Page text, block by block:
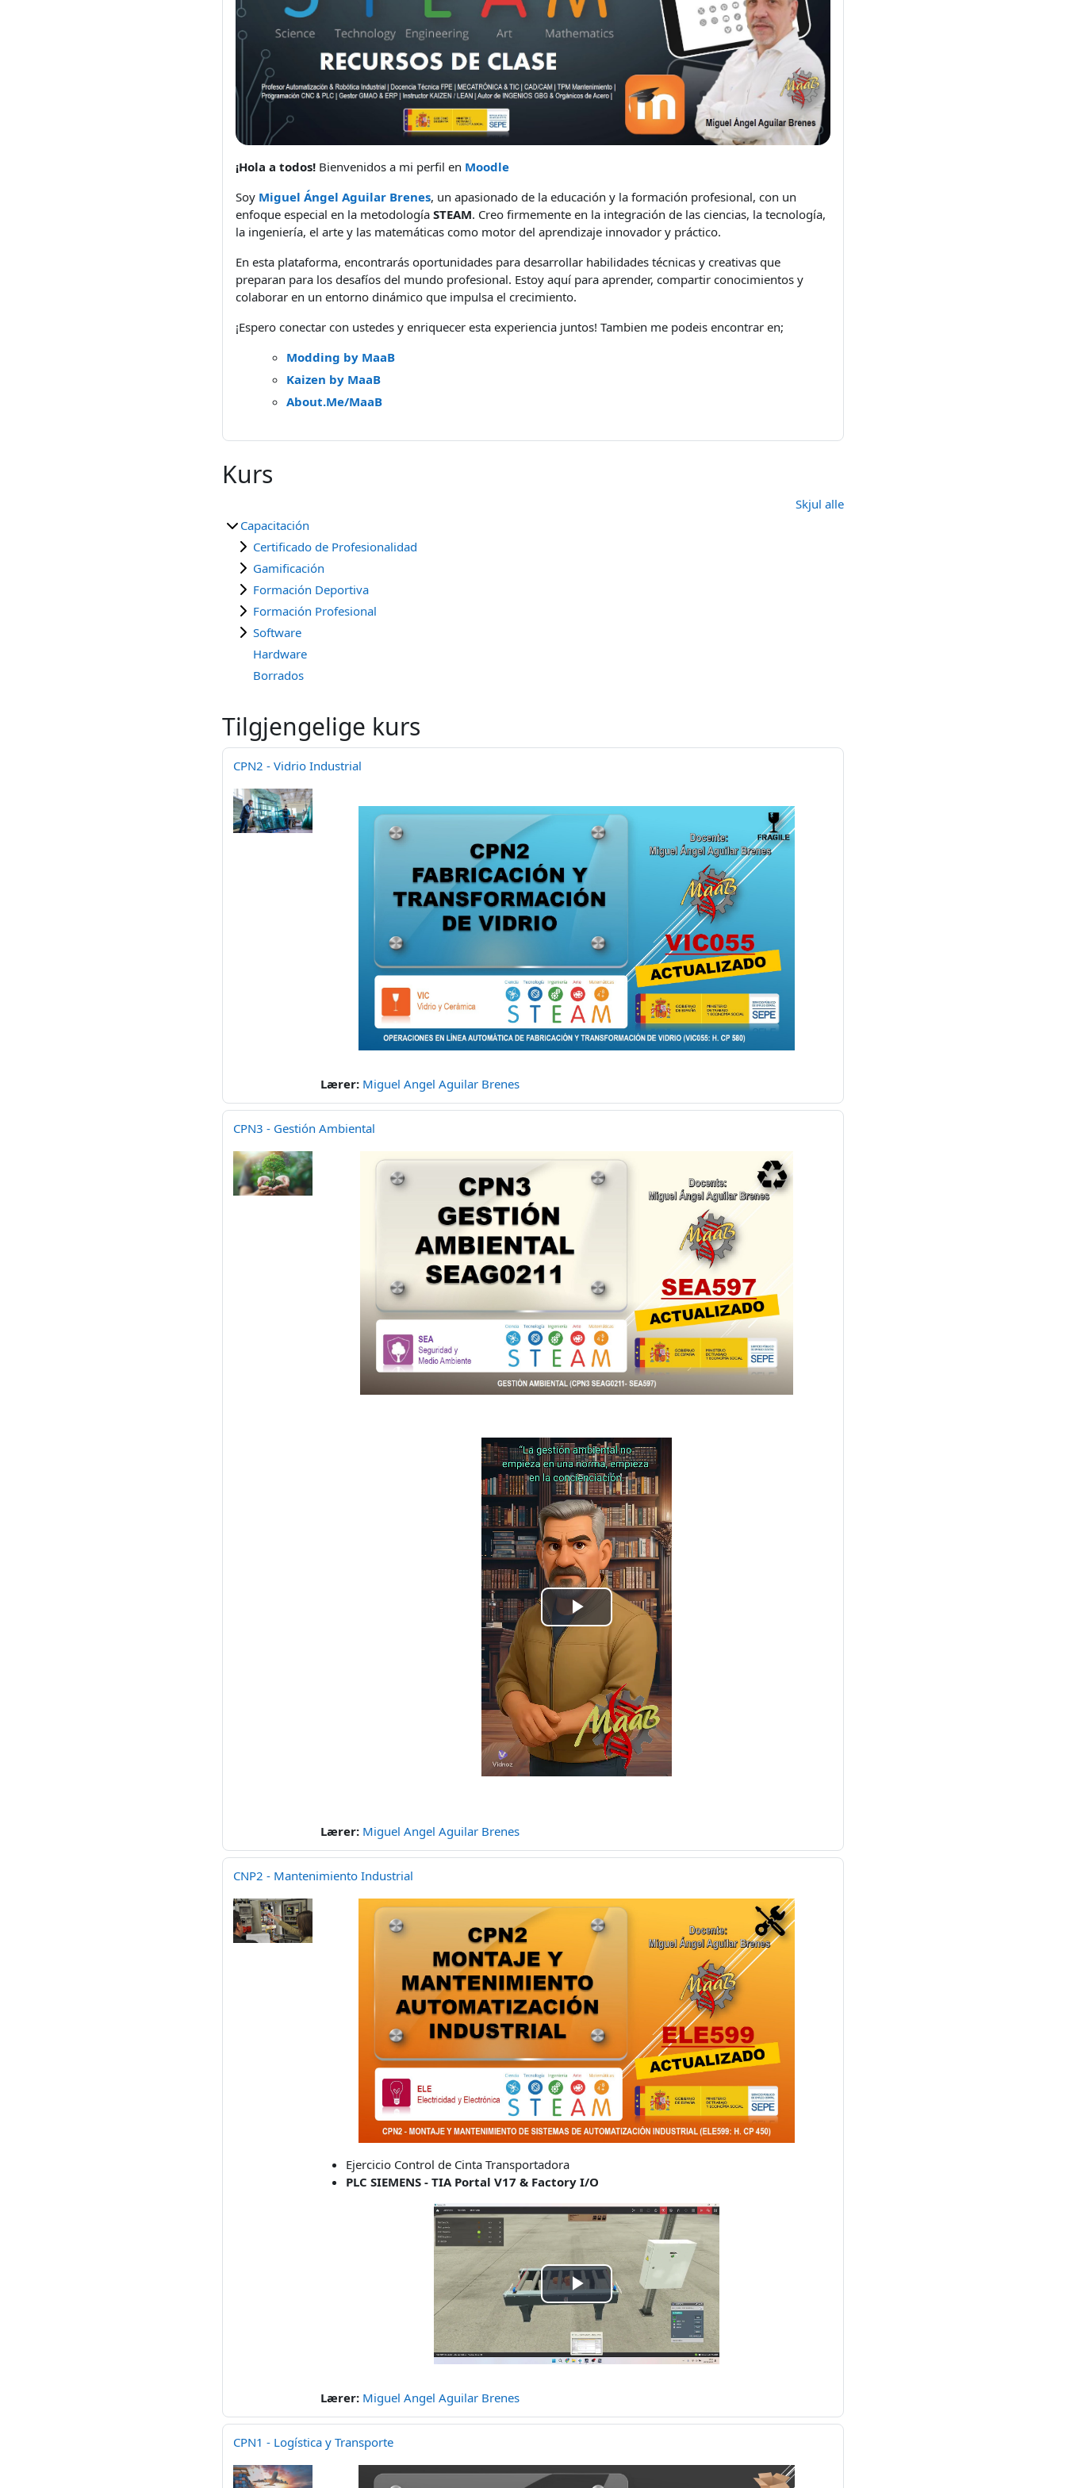
¡Hola a todos! Bienvenidos a mi perfil en Moodle
Soy Miguel Ángel Aguilar Brenes, un apasionado de la educación y la formación profesional, con un
enfoque especial en la metodología STEAM. Creo firmemente en la integración de las ciencias, la tecnología,
la ingeniería, el arte y las matemáticas como motor del aprendizaje innovador y práctico.
En esta plataforma, encontrarás oportunidades para desarrollar habilidades técnicas y creativas que
preparan para los desafíos del mundo profesional. Estoy aquí para aprender, compartir conocimientos y
colaborar en un entorno dinámico que impulsa el crecimiento.
¡Espero conectar con ustedes y enriquecer esta experiencia juntos! Tambien me podeis encontrar en;
Modding by MaaB
Kaizen by MaaB
About.Me/MaaB
Kurs
Skjul alle
Capacitación
Certificado de Profesionalidad
Gamificación
Formación Deportiva
Formación Profesional
Software
Hardware
Borrados
Tilgjengelige kurs
CPN2 - Vidrio Industrial
Lærer: Miguel Angel Aguilar Brenes
CPN3 - Gestión Ambiental
Spill
av
video
Lærer: Miguel Angel Aguilar Brenes
CNP2 - Mantenimiento Industrial
Ejercicio Control de Cinta Transportadora
PLC SIEMENS - TIA Portal V17 & Factory I/O
Spill
av
video
Lærer: Miguel Angel Aguilar Brenes
CPN1 - Logística y Transporte